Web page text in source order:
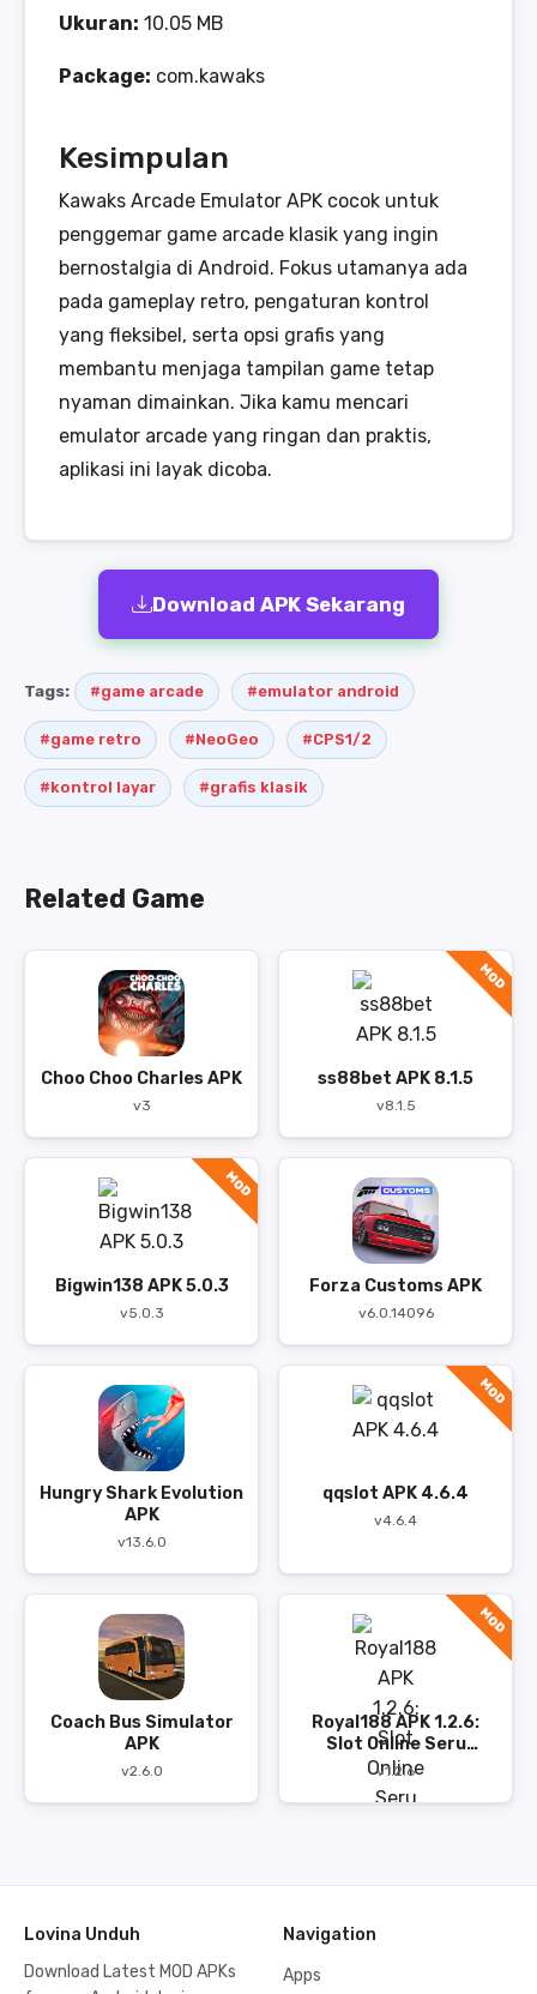
Ukuran: 10.05 MB
Package: com.kawaks
Kesimpulan
Kawaks Arcade Emulator APK cocok untuk
penggemar game arcade klasik yang ingin
bernostalgia di Android. Fokus utamanya ada
pada gameplay retro, pengaturan kontrol
yang fleksibel, serta opsi grafis yang
membantu menjaga tampilan game tetap
nyaman dimainkan. Jika kamu mencari
emulator arcade yang ringan dan praktis,
aplikasi ini layak dicoba.
Download APK Sekarang
Tags: #game arcade #emulator android
#game retro #NeoGeo #CPS1/2
#kontrol layar #grafis klasik
Related Game
Choo Choo Charles APK
v3
MOD
ss88bet APK 8.1.5
v8.1.5
MOD
Bigwin138 APK 5.0.3
v5.0.3
Forza Customs APK
v6.0.14096
Hungry Shark Evolution
APK
v13.6.0
MOD
qqslot APK 4.6.4
v4.6.4
Coach Bus Simulator
APK
v2.6.0
MOD
Royal188 APK 1.2.6:
Slot Online Seru
dengan Tampilan
Modern
v1.2.6
Lovina Unduh
Download Latest MOD APKs
Navigation
Apps